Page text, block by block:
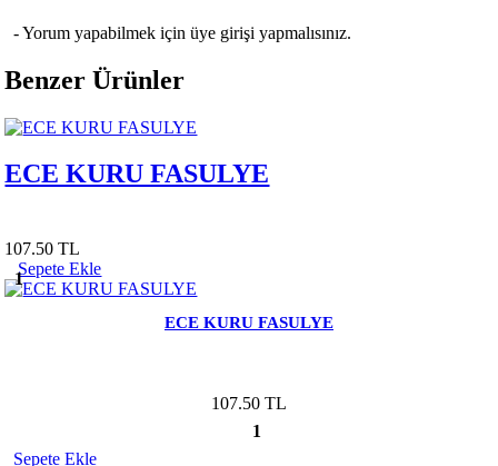
- Yorum yapabilmek için üye girişi yapmalısınız.
Benzer Ürünler
ECE KURU FASULYE
107.50 TL
1
Sepete Ekle
ECE KURU FASULYE
107.50 TL
1
Sepete Ekle